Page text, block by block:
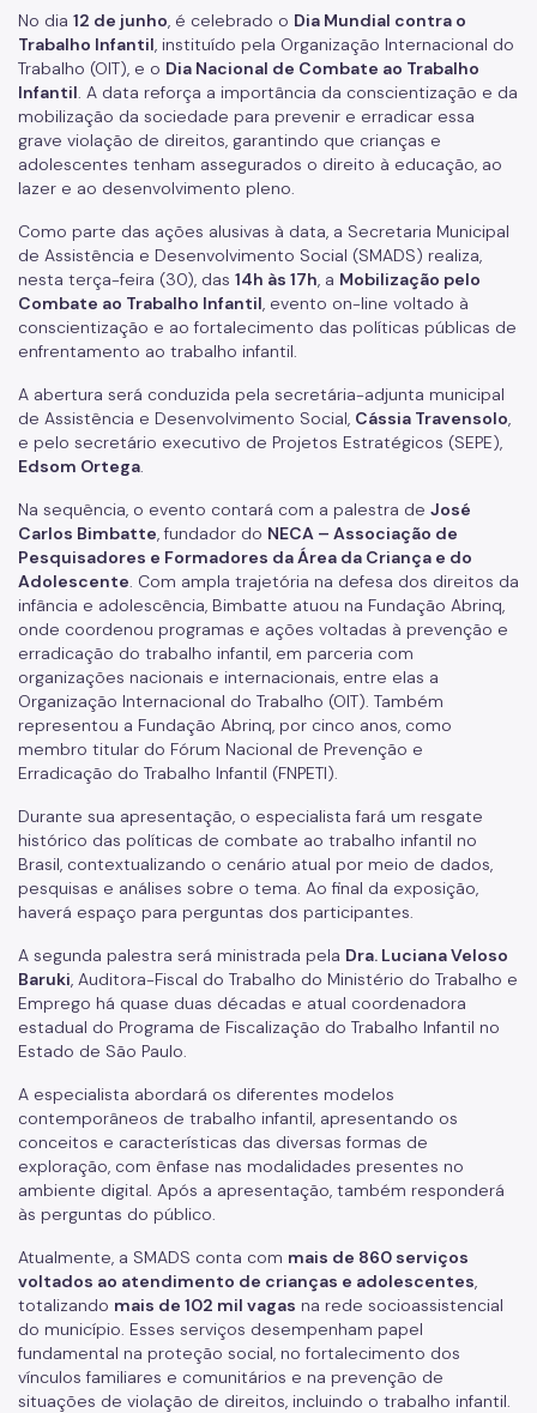
Operação Altas Temperaturas (OAT)
Operação Baixas Temperaturas (OBT)
Coordenadoria de Gestão de Benefícios
Transferência de Renda
Programa Bolsa Família
Renda Mínima
Benefício de Prestação Continuada (BPC)
Relação de Convênios e Parcerias
Instrumentais de Parcerias
Legislação
Editais
Atas de Registro de Preço
Observatório Socioassistencial
Pesquisas
Georreferenciamento
Gestão da Informação
Monitoramento e Avaliação
Imprensa
Notícias
ESPASO
Biblioteca
Materiais Públicos
Gestão de Pessoas
Núcleo de Atendimento ao Cidadão, Ouvidoria e Controle
Interno (NACI)
Política de Atendimento ao Cidadão (PAC)
Justiça
Qualifica SUAS
No dia 12 de junho, é celebrado o Dia Mundial contra o
Trabalho Infantil, instituído pela Organização Internacional do
Trabalho (OIT), e o Dia Nacional de Combate ao Trabalho
Infantil. A data reforça a importância da conscientização e da
mobilização da sociedade para prevenir e erradicar essa
grave violação de direitos, garantindo que crianças e
adolescentes tenham assegurados o direito à educação, ao
lazer e ao desenvolvimento pleno.
Como parte das ações alusivas à data, a Secretaria Municipal
de Assistência e Desenvolvimento Social (SMADS) realiza,
nesta terça-feira (30), das 14h às 17h, a Mobilização pelo
Combate ao Trabalho Infantil, evento on-line voltado à
conscientização e ao fortalecimento das políticas públicas de
enfrentamento ao trabalho infantil.
A abertura será conduzida pela secretária-adjunta municipal
de Assistência e Desenvolvimento Social, Cássia Travensolo,
e pelo secretário executivo de Projetos Estratégicos (SEPE),
Edsom Ortega.
Na sequência, o evento contará com a palestra de José
Carlos Bimbatte, fundador do NECA – Associação de
Pesquisadores e Formadores da Área da Criança e do
Adolescente. Com ampla trajetória na defesa dos direitos da
infância e adolescência, Bimbatte atuou na Fundação Abrinq,
onde coordenou programas e ações voltadas à prevenção e
erradicação do trabalho infantil, em parceria com
organizações nacionais e internacionais, entre elas a
Organização Internacional do Trabalho (OIT). Também
representou a Fundação Abrinq, por cinco anos, como
membro titular do Fórum Nacional de Prevenção e
Erradicação do Trabalho Infantil (FNPETI).
Durante sua apresentação, o especialista fará um resgate
histórico das políticas de combate ao trabalho infantil no
Brasil, contextualizando o cenário atual por meio de dados,
pesquisas e análises sobre o tema. Ao final da exposição,
haverá espaço para perguntas dos participantes.
A segunda palestra será ministrada pela Dra. Luciana Veloso
Baruki, Auditora-Fiscal do Trabalho do Ministério do Trabalho e
Emprego há quase duas décadas e atual coordenadora
estadual do Programa de Fiscalização do Trabalho Infantil no
Estado de São Paulo.
A especialista abordará os diferentes modelos
contemporâneos de trabalho infantil, apresentando os
conceitos e características das diversas formas de
exploração, com ênfase nas modalidades presentes no
ambiente digital. Após a apresentação, também responderá
às perguntas do público.
Atualmente, a SMADS conta com mais de 860 serviços
voltados ao atendimento de crianças e adolescentes,
totalizando mais de 102 mil vagas na rede socioassistencial
do município. Esses serviços desempenham papel
fundamental na proteção social, no fortalecimento dos
vínculos familiares e comunitários e na prevenção de
situações de violação de direitos, incluindo o trabalho infantil.